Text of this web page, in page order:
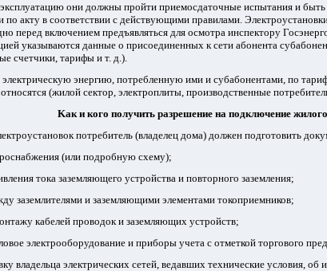
эксплуатацию они должны пройти приемосдаточные испытания и
по акту в соответствии с действующими правилами.
перед включением предъявляться для осмотра инспектору
указываются данные о присоединенных к сети абонента
счетчики, тарифы и т. д.).
энергию, потребленную ими и субабонентами, по
(жилой сектор, электроплиты, производственные
Kак и кого получить разрешение на подключение
потребитель (владелец дома) должен подготовить
(или подробную схему);
тока заземляющего устройства и повторного заземления;
заземлителями и заземляющими элементами токоприемников;
кабелей проводок и заземляющих устройств;
электрооборудование и приборы учета с отметкой торгового
владельца электрических сетей, ведавших технические условия, об